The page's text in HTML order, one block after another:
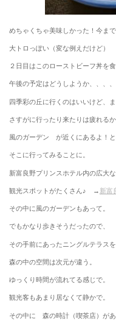
めちゃくちゃ美味しかった！今ま
大トロっぽい（変な例えだけど）
２日目はこのローストビーフ丼を
午後の予定はどうしようか、、、、
四季彩の丘に行くのはいいけど、
さすがに行ったり来たりは疲れる
風のガーデン が近くにあるよ！
そこに行ってみることに。
新富良野プリンスホテル内の広大
観光スポットがたくさん♪ → 新富
その中に風のガーデンもあって。
でもかなり歩きそうだったので、
その手前にあったニングルテラス
森の中の空間は次元が違う。
ゆっくり時間が流れてる感じで。
観光客もあまり居なくて静かで。
その中に 森の時計（喫茶店）があ